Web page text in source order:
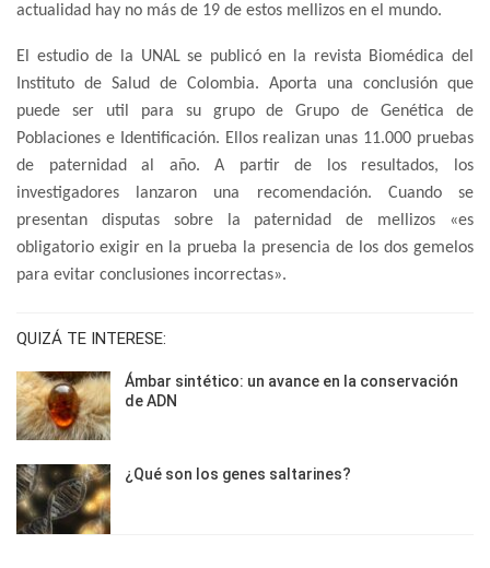
actualidad hay no más de 19 de estos mellizos en el mundo.
El estudio de la UNAL se publicó en la revista Biomédica del
Instituto de Salud de Colombia. Aporta una conclusión que
puede ser util para su grupo de Grupo de Genética de
Poblaciones e Identificación. Ellos realizan unas 11.000 pruebas
de paternidad al año. A partir de los resultados, los
investigadores lanzaron una recomendación. Cuando se
presentan disputas sobre la paternidad de mellizos «es
obligatorio exigir en la prueba la presencia de los dos gemelos
para evitar conclusiones incorrectas».
QUIZÁ TE INTERESE:
Ámbar sintético: un avance en la conservación
de ADN
¿Qué son los genes saltarines?